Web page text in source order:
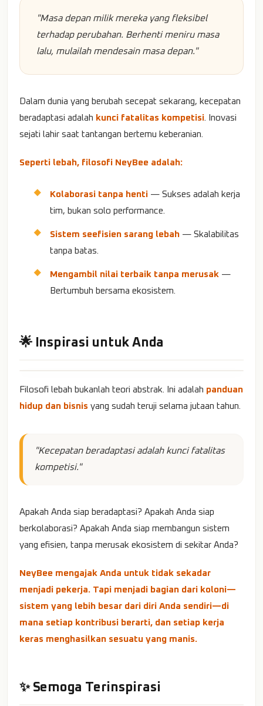
"Masa depan milik mereka yang fleksibel
terhadap perubahan. Berhenti meniru masa
lalu, mulailah mendesain masa depan."
Dalam dunia yang berubah secepat sekarang, kecepatan
beradaptasi adalah kunci fatalitas kompetisi . Inovasi
sejati lahir saat tantangan bertemu keberanian.
Seperti lebah, filosofi NeyBee adalah:
Kolaborasi tanpa henti — Sukses adalah kerja
tim, bukan solo performance.
Sistem seefisien sarang lebah — Skalabilitas
tanpa batas.
Mengambil nilai terbaik tanpa merusak —
Bertumbuh bersama ekosistem.
🌟 Inspirasi untuk Anda
Filosofi lebah bukanlah teori abstrak. Ini adalah panduan
hidup dan bisnis yang sudah teruji selama jutaan tahun.
"Kecepatan beradaptasi adalah kunci fatalitas
kompetisi."
Apakah Anda siap beradaptasi? Apakah Anda siap
berkolaborasi? Apakah Anda siap membangun sistem
yang efisien, tanpa merusak ekosistem di sekitar Anda?
NeyBee mengajak Anda untuk tidak sekadar
menjadi pekerja. Tapi menjadi bagian dari koloni—
sistem yang lebih besar dari diri Anda sendiri—di
mana setiap kontribusi berarti, dan setiap kerja
keras menghasilkan sesuatu yang manis.
✨ Semoga Terinspirasi